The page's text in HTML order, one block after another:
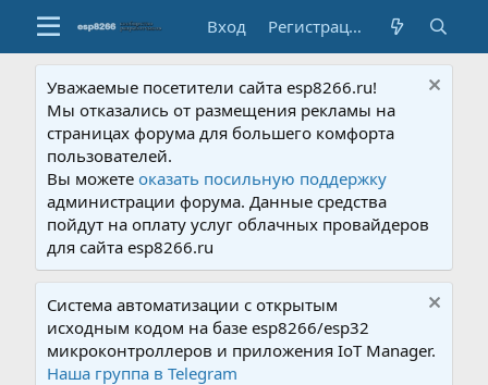
Вход Регистрация
Уважаемые посетители сайта esp8266.ru!
Мы отказались от размещения рекламы на
страницах форума для большего комфорта
пользователей.
Вы можетеоказать посильную поддержку
администрации форума. Данные средства
пойдут на оплату услуг облачных провайдеров
для сайта esp8266.ru
Система автоматизации с открытым
исходным кодом на базе esp8266/esp32
микроконтроллеров и приложения IoT Manager.
Наша группа в Telegram